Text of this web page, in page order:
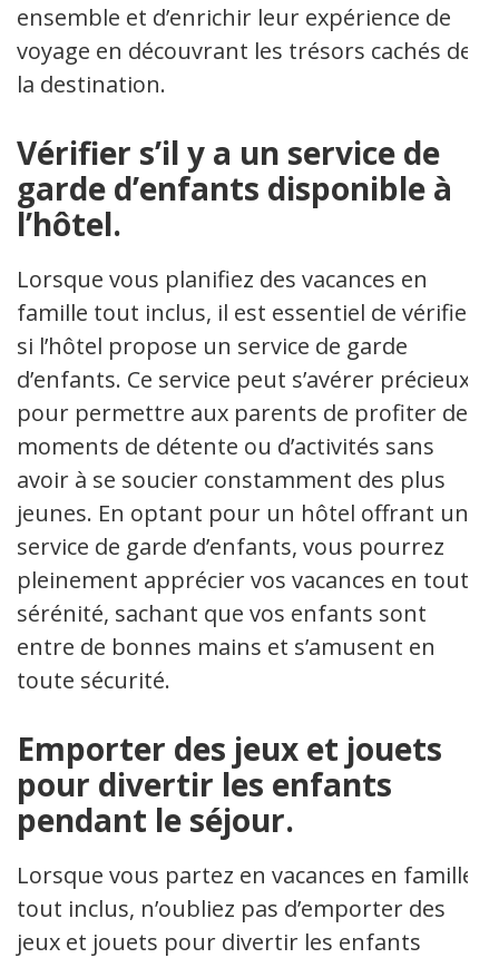
ensemble et d’enrichir leur expérience de
voyage en découvrant les trésors cachés de
la destination.
Vérifier s’il y a un service de
garde d’enfants disponible à
l’hôtel.
Lorsque vous planifiez des vacances en
famille tout inclus, il est essentiel de vérifier
si l’hôtel propose un service de garde
d’enfants. Ce service peut s’avérer précieux
pour permettre aux parents de profiter de
moments de détente ou d’activités sans
avoir à se soucier constamment des plus
jeunes. En optant pour un hôtel offrant un
service de garde d’enfants, vous pourrez
pleinement apprécier vos vacances en toute
sérénité, sachant que vos enfants sont
entre de bonnes mains et s’amusent en
toute sécurité.
Emporter des jeux et jouets
pour divertir les enfants
pendant le séjour.
Lorsque vous partez en vacances en famille
tout inclus, n’oubliez pas d’emporter des
jeux et jouets pour divertir les enfants